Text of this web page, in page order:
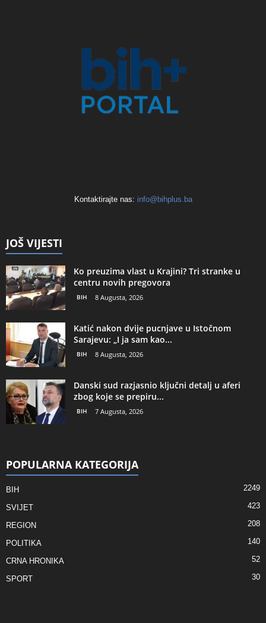
Kontaktirajte nas: info@bihplus.ba
JOŠ VIJESTI
Ko preuzima vlast u Krajini? Tri stranke u
centru novih pregovora
BIH 8 Augusta, 2026
Katić nakon dvije pucnjave u Istočnom
Sarajevu: „I ja sam kao...
BIH 8 Augusta, 2026
Danski sud razjasnio ključni detalj u aferi
zbog koje se prepiru...
BIH 7 Augusta, 2026
POPULARNA KATEGORIJA
BIH 2249
SVIJET 423
REGION 208
POLITIKA 140
CRNA HRONIKA 52
SPORT 30